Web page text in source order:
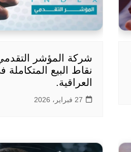
شركة المؤشر
نقاط البيع
العراقية.
27 فبراير، 2026